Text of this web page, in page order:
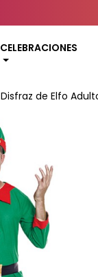
CELEBRACIONES
Disfraz de Elfo